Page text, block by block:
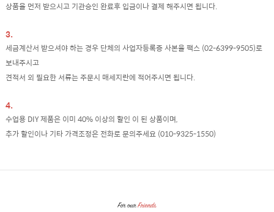
상품을 먼저 받으시고 기관승인 완료후 입금이나 결제 해주시면 됩니다.
3.
세금계산서 받으셔야 하는 경우 단체의 사업자등록증 사본을 팩스 (02-6399-9505)로
보내주시고
견적서 외 필요한 서류는 주문시 매세지란에 적어주시면 됩니다.
4.
수업용 DIY 제품은 이미 40% 이상의 할인 이 된 상품이며,
추가 할인이나 기타 가격조정은 전화로 문의주세요 (010-9325-1550)